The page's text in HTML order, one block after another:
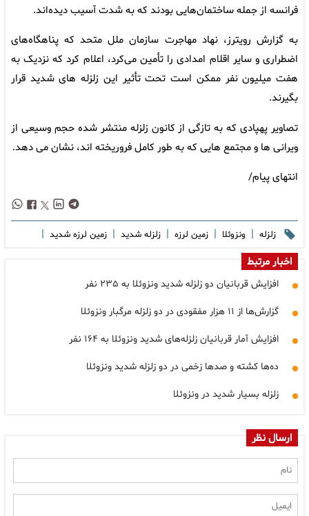
فرانسه از جمله ساختمان‌هایی بودند که به شدت آسیب دیده‌اند.
به گزارش رویترز، نهاد مهاجرت سازمان ملل متحد که پناهگاه‌های
اضطراری و سایر اقلام امدادی را تأمین می‌کرد، اعلام کرد که نزدیک به
هفت میلیون نفر ممکن است تحت تأثیر این زلزله های شدید قرار
بگیرند.
تصاویر پهپادی که به تازگی از کانون زلزله منتشر شده حجم وسیعی از
ویرانی ها و مجتمع هایی که به طور کامل فروریخته اند، نشان می دهد.
انتهای پیام/
زلزله | ونزوئلا | زمین لرزه | زلزله شدید | زمین لرزه شدید |
اخبار مرتبط
افزایش قربانیان دو زلزله شدید ونزوئلا به ۲۳۵ نفر
گزارش‌ها از ۱۱ هزار مفقودی در دو زلزله مرگبار ونزوئلا
افزایش آمار قربانیان زلزله‌های شدید ونزوئلا به ۱۶۴ نفر
ده‌ها کشته و صدها زخمی در دو زلزله شدید ونزوئلا
زلزله بسیار شدید در ونزوئلا
ارسال نظر